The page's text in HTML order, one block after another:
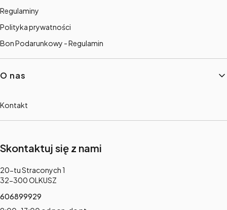
Regulaminy
Polityka prywatności
Bon Podarunkowy - Regulamin
O nas
Kontakt
Skontaktuj się z nami
Adres:
20-tu Straconych 1
32-300 OLKUSZ
606899929